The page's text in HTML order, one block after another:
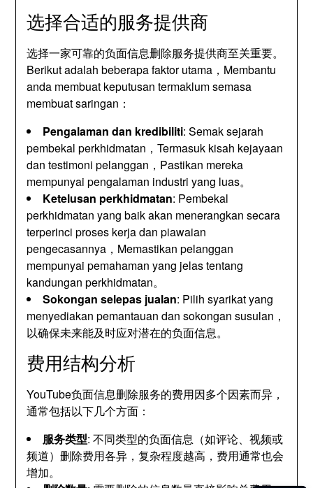
选择合适的服务提供商
选择一家可靠的负面信息删除服务提供商至关重要。
Berikut adalah beberapa faktor utama，Membantu
anda membuat keputusan termaklum semasa
membuat saringan：
Pengalaman dan kredibiliti: Semak sejarah
pembekal perkhidmatan，Termasuk kisah kejayaan
dan testimoni pelanggan，Pastikan mereka
mempunyai pengalaman industri yang luas。
Ketelusan perkhidmatan: Pembekal
perkhidmatan yang baik akan menerangkan secara
terperinci proses kerja dan piawaian
pengecasannya，Memastikan pelanggan
mempunyai pemahaman yang jelas tentang
kandungan perkhidmatan。
Sokongan selepas jualan: Pilih syarikat yang
menyediakan pemantauan dan sokongan susulan，
以确保未来能及时应对潜在的负面信息。
费用结构分析
YouTube负面信息删除服务的费用因多个因素而异 ，
通常包括以下几个方面 ：
服务类型:不同类型的负面信息（如评论、视频或
频道）删除费用各异 ，复杂程度越高 ， 费用通常也会
增加。